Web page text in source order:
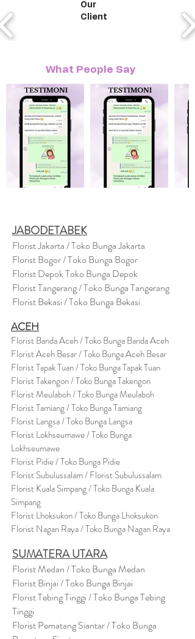
Our
Client
What People Say
JABODETABEK
Florist Jakarta / Toko Bunga Jakarta
Florist Bogor / Toko Bunga Bogor
Florist Depok Toko Bunga Depok
Florist Tangerang / Toko Bunga Tangerang
Florist Bekasi / Toko Bunga Bekasi
ACEH
Florist Banda Aceh / Toko Bunga Banda Aceh
Florist Aceh Besar / Toko Bunga Aceh Besar
Florist Tapak Tuan / Toko Bunga Tapak Tuan
Florist Takengon / Toko Bunga Takengon
Florist Meulaboh / Toko Bunga Meulaboh
Florist Tamiang / Toko Bunga Tamiang
Florist Langsa / Toko Bunga Langsa
Florist Lokhseumawe / Toko Bunga
Lokhseumawe
Florist Pidie / Toko Bunga Pidie
Florist Subulussalam / Florist Subulussalam
Florist Kuala Simpang / Toko Bunga Kuala
Simpang
Florist Lhoksukon / Toko Bunga Lhoksukon
Florist Nagan Raya / Toko Bunga Nagan Raya
SUMATERA UTARA
Florist Medan / Toko Bunga Medan
Florist Binjai / Toko Bunga Binjai
Florist Tebing Tinggi / Toko Bunga Tebing
Tinggi
Florist Pematang Siantar / Toko Bunga